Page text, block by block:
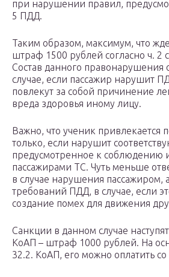
при нарушении правил,
5 ПДД.
Таким образом, максимум, что
штраф 1500 рублей согласно ч. 2
Состав данного правонарушения
случае, если пассажир нарушит
повлекут за собой причинение
вреда здоровья иному лицу.
Важно, что ученик привлекается
только, если нарушит
предусмотренное к соблюдению
пассажирами ТС. Чуть меньше
в случае нарушения пассажиром,
требований ПДД, в случае, если
создание помех для движения
Санкции в данном случае
КоАП – штраф 1000 рублей. На
32.2. КоАП, его можно оплатить